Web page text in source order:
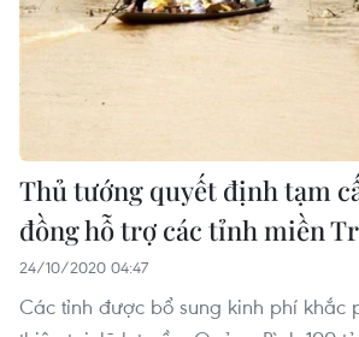
Thủ tướng quyết định tạm
đồng hỗ trợ các tỉnh miền
24/10/2020 04:47
Các tỉnh được bổ sung kinh phí khắc